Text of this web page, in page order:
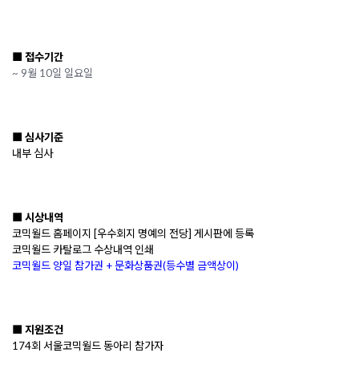
■ 접수기간
~ 9월 10일 일요일
■ 심사기준
내부 심사
■ 시상내역
코믹월드 홈페이지 [우수회지 명예의 전당] 게시판에 등록
코믹월드 카탈로그 수상내역 인쇄
코믹월드 양일 참가권 + 문화상품권(등수별 금액상이)
■ 지원조건
174회 서울코믹월드 동아리 참가자